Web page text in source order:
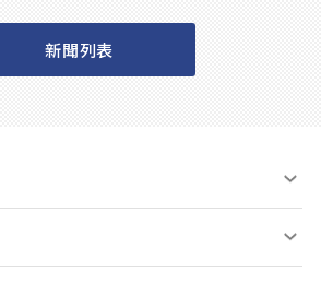
新聞列表